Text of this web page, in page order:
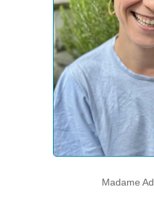
Madame